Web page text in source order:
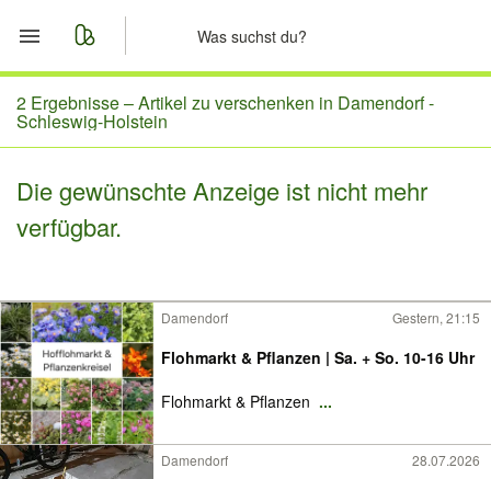
Start
Merkliste
Nachrichten
2 Ergebnisse –Artikel zu verschenken in Damendorf -
Schleswig-Holstein
Die gewünschte Anzeige ist nicht mehr
verfügbar.
Damendorf Gestern, 21:15
Flohmarkt & Pflanzen | Sa. + So. 10-16 Uhr
Flohmarkt & Pflanzen ...
Damendorf 28.07.2026